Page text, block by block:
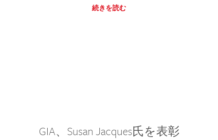
続きを読む
GIA、Susan Jacques氏を表彰